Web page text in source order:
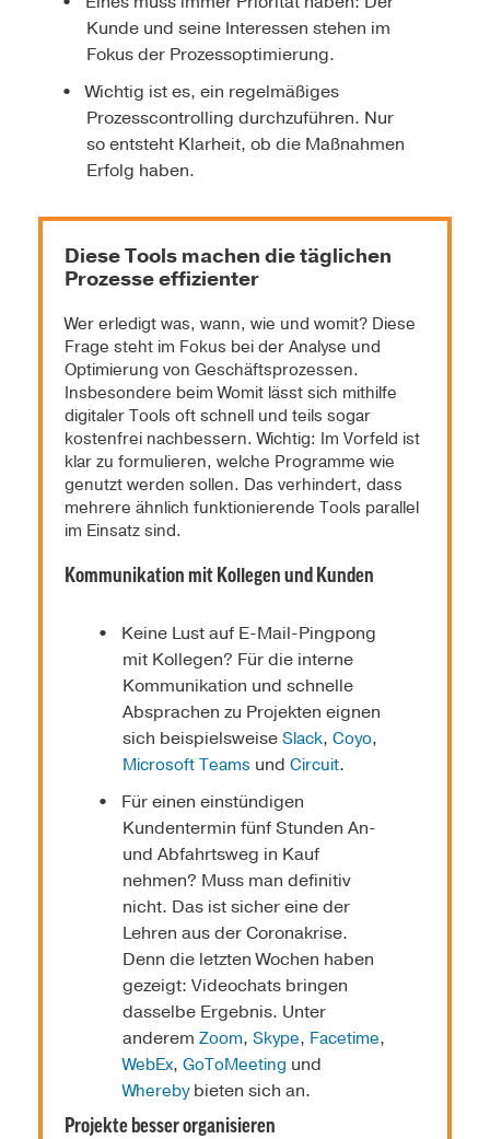
Kunde und seine Interessen stehen im
Fokus der Prozessoptimierung.
Wichtig ist es, ein regelmäßiges
Prozesscontrolling durchzuführen. Nur
so entsteht Klarheit, ob die Maßnahmen
Erfolg haben.
Diese Tools machen die täglichen
Prozesse effizienter
Wer erledigt was, wann, wie und womit? Diese
Frage steht im Fokus bei der Analyse und
Optimierung von Geschäftsprozessen.
Insbesondere beim Womit lässt sich mithilfe
digitaler Tools oft schnell und teils sogar
kostenfrei nachbessern. Wichtig: Im Vorfeld ist
klar zu formulieren, welche Programme wie
genutzt werden sollen. Das verhindert, dass
mehrere ähnlich funktionierende Tools parallel
im Einsatz sind.
Kommunikation mit Kollegen und Kunden
Keine Lust auf E-Mail-Pingpong
mit Kollegen? Für die interne
Kommunikation und schnelle
Absprachen zu Projekten eignen
sich beispielsweise Slack, Coyo,
Microsoft Teams und Circuit.
Für einen einstündigen
Kundentermin fünf Stunden An-
und Abfahrtsweg in Kauf
nehmen? Muss man definitiv
nicht. Das ist sicher eine der
Lehren aus der Coronakrise.
Denn die letzten Wochen haben
gezeigt: Videochats bringen
dasselbe Ergebnis. Unter
anderem Zoom, Skype, Facetime,
WebEx, GoToMeeting und
Wherebybieten sich an.
Projekte besser organisieren